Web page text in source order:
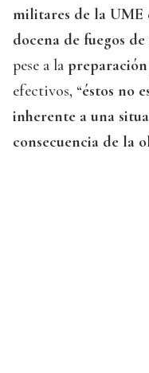
militares de la UME
docena de fuegos
pese a la
efectivos, “éstos no
inherente a una
consecuencia de la